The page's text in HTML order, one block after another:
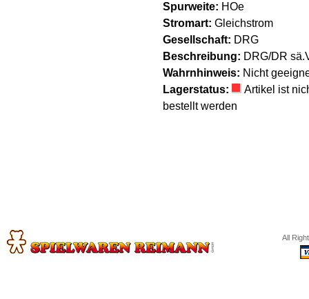
Spurweite: HOe
Stromart: Gleichstrom
Gesellschaft: DRG
Beschreibung: DRG/DR
Wahrnhinweis: Nicht
Lagerstatus:
Artikel ist
bestellt werden
All